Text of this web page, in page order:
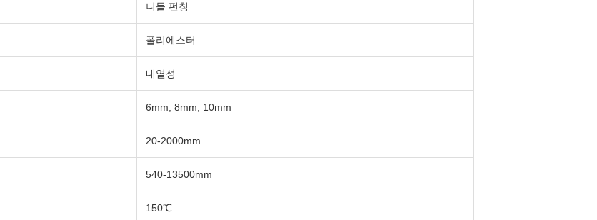
니들 펀칭
폴리에스터
내열성
6mm, 8mm, 10mm
20-2000mm
540-13500mm
150℃